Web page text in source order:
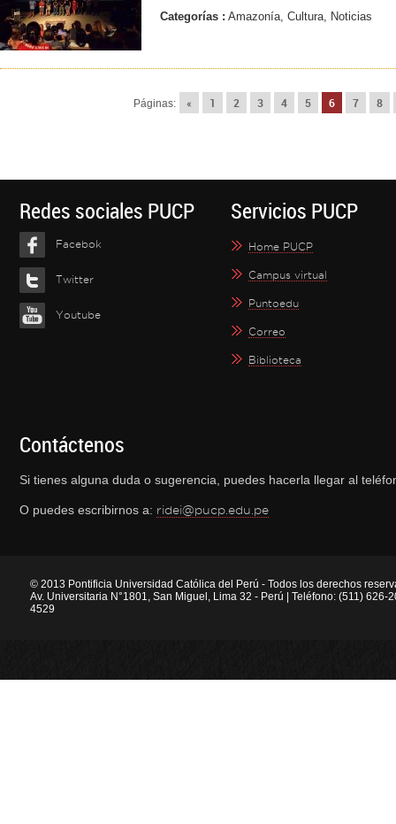
Categorías : Amazonía, Cultura, Noticias
Páginas: « 1 2 3 4 5 6 7 8
Redes sociales PUCP
Facebok
Twitter
Youtube
Servicios PUCP
Home PUCP
Campus virtual
Puntoedu
Correo
Biblioteca
Contáctenos
Si tienes alguna duda o sugerencia, puedes hacerla llegar al
O puedes escribirnos a: ridei@pucp.edu.pe
© 2013 Pontificia Universidad Católica del Perú - Todos los derechos
Av. Universitaria N°1801, San Miguel, Lima 32 - Perú | Teléfono: (511) 626-
4529